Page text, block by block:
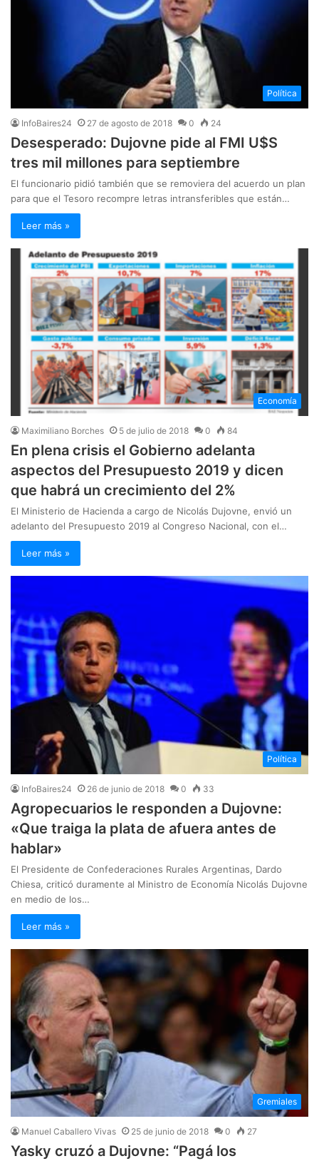
Política
InfoBaires24 27 de agosto de 2018 0 24
Desesperado: Dujovne pide al FMI U$S
tres mil millones para septiembre
El funcionario pidió también que se removiera del acuerdo un plan
para que el Tesoro recompre letras intransferibles que están…
Leer más »
Economía
Maximiliano Borches 5 de julio de 2018 0 84
En plena crisis el Gobierno adelanta
aspectos del Presupuesto 2019 y dicen
que habrá un crecimiento del 2%
El Ministerio de Hacienda a cargo de Nicolás Dujovne, envió un
adelanto del Presupuesto 2019 al Congreso Nacional, con el…
Leer más »
Política
InfoBaires24 26 de junio de 2018 0 33
Agropecuarios le responden a Dujovne:
«Que traiga la plata de afuera antes de
hablar»
El Presidente de Confederaciones Rurales Argentinas, Dardo
Chiesa, criticó duramente al Ministro de Economía Nicolás Dujovne
en medio de los…
Leer más »
Gremiales
Manuel Caballero Vivas 25 de junio de 2018 0 27
Yasky cruzó a Dujovne: “Pagá los